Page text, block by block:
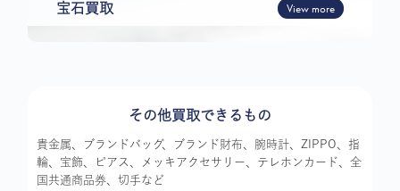
宝石買取 View more
その他買取できるもの
貴金属、ブランドバッグ、ブランド財布、腕時計、ZIPPO、指
輪、宝飾、ピアス、メッキアクセサリー、テレホンカード、全
国共通商品券、切手など